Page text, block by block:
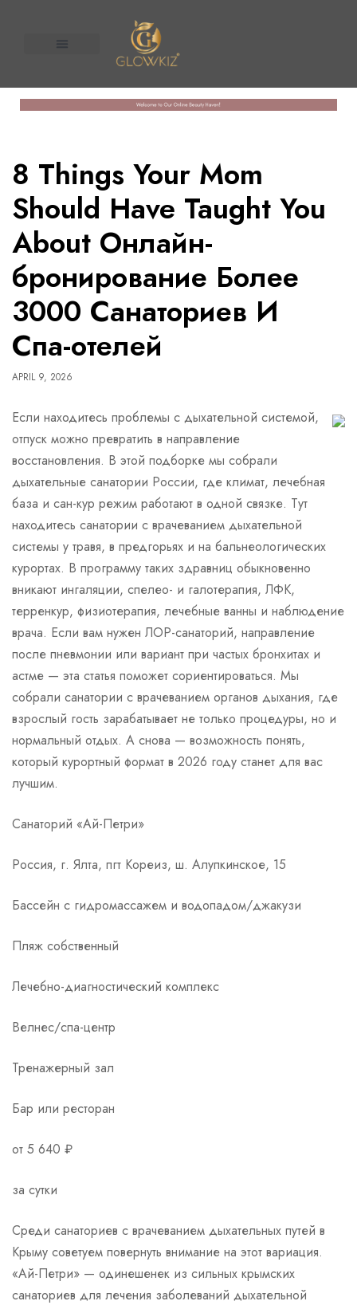
APRIL 9, 2026
8 Things Your Mom
Should Have Taught You
About Онлайн-
бронирование Более
3000 Санаториев И
Спа-отелей
Если находитесь проблемы с дыхательной системой,
отпуск можно превратить в направление
восстановления. В этой подборке мы собрали
дыхательные санатории России, где климат, лечебная
база и сан-кур режим работают в одной связке. Тут
находитесь санатории с врачеванием дыхательной
системы у травя, в предгорьях и на бальнеологических
курортах. В программу таких здравниц обыкновенно
вникают ингаляции, спелео- и галотерапия, ЛФК,
терренкур, физиотерапия, лечебные ванны и наблюдение
врача. Если вам нужен ЛОР-санаторий, направление
после пневмонии или вариант при частых бронхитах и
астме — эта статья поможет сориентироваться. Мы
собрали санатории с врачеванием органов дыхания, где
взрослый гость зарабатывает не только процедуры, но и
нормальный отдых. А снова — возможность понять,
который курортный формат в 2026 году станет для вас
лучшим.
Санаторий «Ай-Петри»
Россия, г. Ялта, пгт Кореиз, ш. Алупкинское, 15
Бассейн с гидромассажем и водопадом/джакузи
Пляж собственный
Лечебно-диагностический комплекс
Велнес/спа-центр
Тренажерный зал
Бар или ресторан
от 5 640 ₽
за сутки
Среди санаториев с врачеванием дыхательных путей в
Крыму советуем повернуть внимание на этот вариация.
«Ай-Петри» — одинешенек из сильных крымских
санаториев для лечения заболеваний дыхательной
United